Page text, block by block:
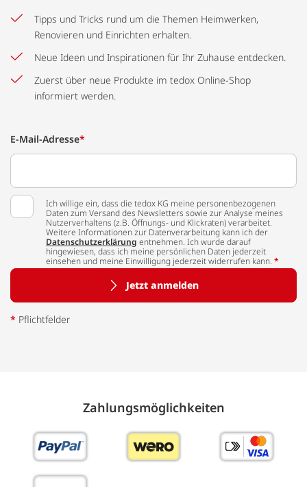
Tipps und Tricks rund um die Themen Heimwerken,
Renovieren und Einrichten erhalten.
Neue Ideen und Inspirationen für Ihr Zuhause entdecken.
Zuerst über neue Produkte im tedox Online-Shop
informiert werden.
E-Mail-Adresse*
Ich willige ein, dass die tedox KG meine personenbezogenen
Daten zum Versand des Newsletters sowie zur Analyse meines
Nutzerverhaltens (z.B. Öffnungs- und Klickraten) verarbeitet.
Weitere Informationen zur Datenverarbeitung kann ich der
Datenschutzerklärung entnehmen. Ich wurde darauf
hingewiesen, dass ich meine persönlichen Daten jederzeit
einsehen und meine Einwilligung jederzeit widerrufen kann. *
Jetzt anmelden
* Pflichtfelder
Zahlungs­möglich­keiten